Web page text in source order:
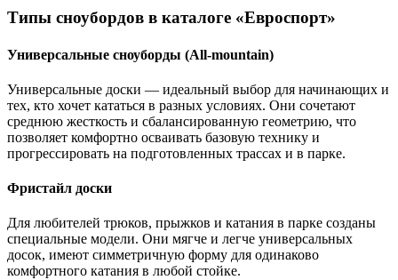
Типы сноубордов в каталоге «Евроспорт»
Универсальные сноуборды (All-mountain)
Универсальные доски — идеальный выбор для начинающих и
тех, кто хочет кататься в разных условиях. Они сочетают
среднюю жесткость и сбалансированную геометрию, что
позволяет комфортно осваивать базовую технику и
прогрессировать на подготовленных трассах и в парке.
Фристайл доски
Для любителей трюков, прыжков и катания в парке созданы
специальные модели. Они мягче и легче универсальных
досок, имеют симметричную форму для одинаково
комфортного катания в любой стойке.